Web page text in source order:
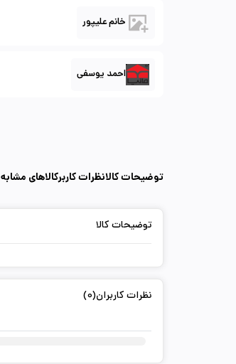
خانم علیپور
احمد یوسفی
توضیحات کالانظرات کاربرکالاهای مشابه
توضیحات کالا
نظرات کاربران(0)